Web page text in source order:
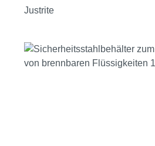
Justrite
Bildergalerie überspringen